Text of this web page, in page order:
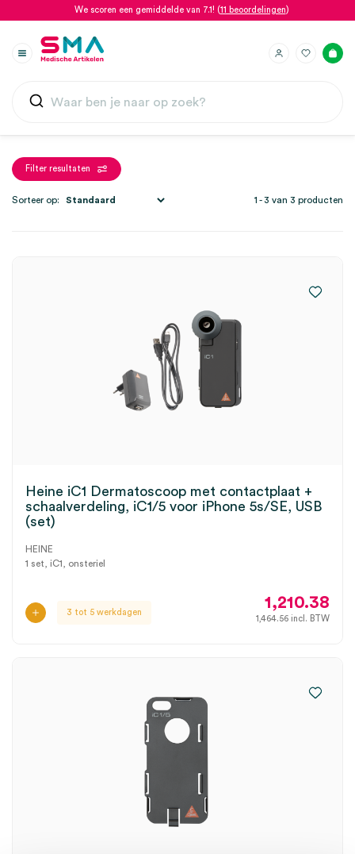
We scoren een gemiddelde van 7.1! (11 beoordelingen)
Filter resultaten
1 - 3 van 3 producten
Sorteer op:
Heine iC1 Dermatoscoop met contactplaat +
schaalverdeling, iC1/5 voor iPhone 5s/SE, USB
(set)
HEINE
1 set, iC1, onsteriel
3 tot 5 werkdagen
1,210.38
1,464.56 incl. BTW